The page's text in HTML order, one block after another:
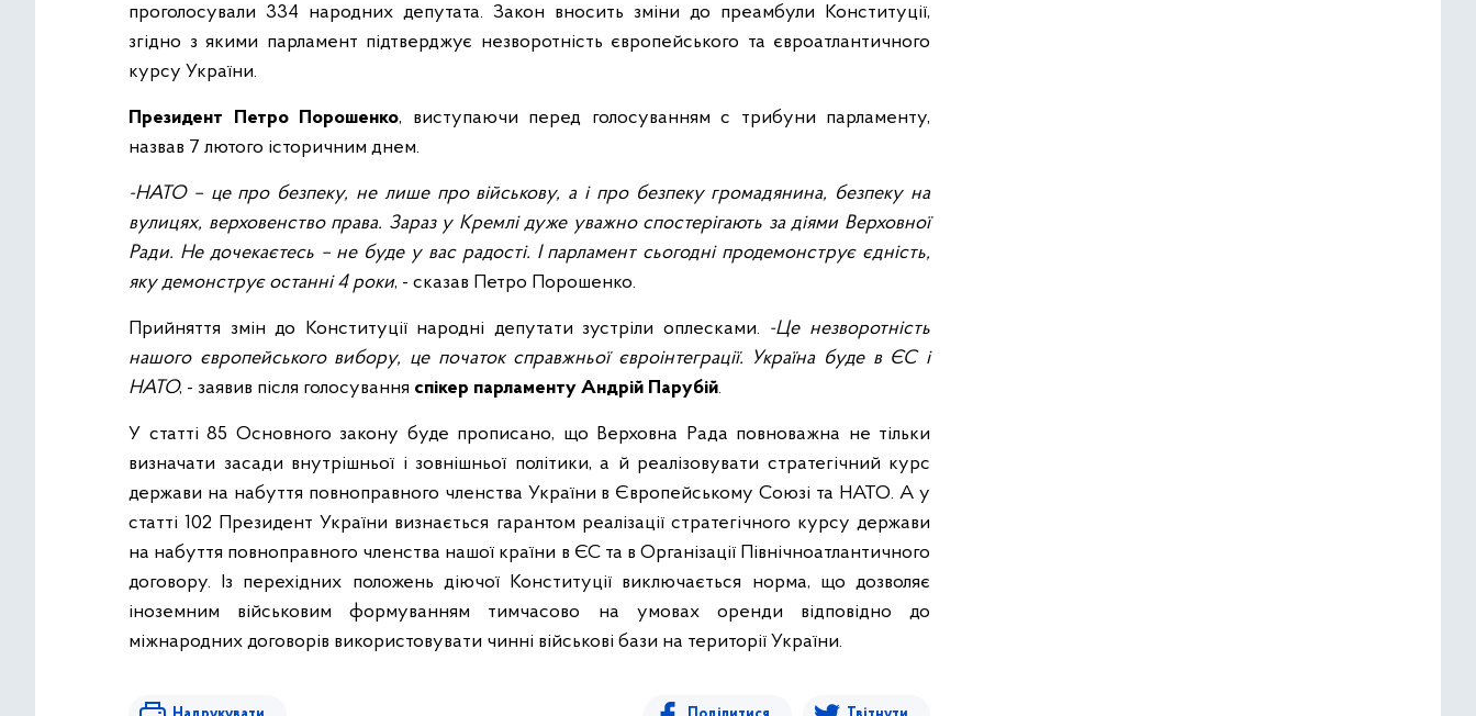
проголосували 334 народних депутата. Закон вносить зміни до преамбули Конституції,
згідно з якими парламент підтверджує незворотність європейського та євроатлантичного
курсу України.
Президент Петро Порошенко, виступаючи перед голосуванням с трибуни парламенту,
назвав 7 лютого історичним днем.
-НАТО – це про безпеку, не лише про військову, а і про безпеку громадянина, безпеку на
вулицях, верховенство права. Зараз у Кремлі дуже уважно спостерігають за діями Верховної
Ради. Не дочекаєтесь – не буде у вас радості. І парламент сьогодні продемонструє єдність,
яку демонструє останні 4 роки, - сказав Петро Порошенко.
Прийняття змін до Конституції народні депутати зустріли оплесками. -Це незворотність
нашого європейського вибору, це початок справжньої євроінтеграції. Україна буде в ЄС і
НАТО, - заявив після голосування спікер парламенту Андрій Парубій.
У статті 85 Основного закону буде прописано, що Верховна Рада повноважна не тільки
визначати засади внутрішньої і зовнішньої політики, а й реалізовувати стратегічний курс
держави на набуття повноправного членства України в Європейському Союзі та НАТО. А у
статті 102 Президент України визнається гарантом реалізації стратегічного курсу держави
на набуття повноправного членства нашої країни в ЄС та в Організації Північноатлантичного
договору. Із перехідних положень діючої Конституції виключається норма, що дозволяє
іноземним військовим формуванням тимчасово на умовах оренди відповідно до
міжнародних договорів використовувати чинні військові бази на території України.